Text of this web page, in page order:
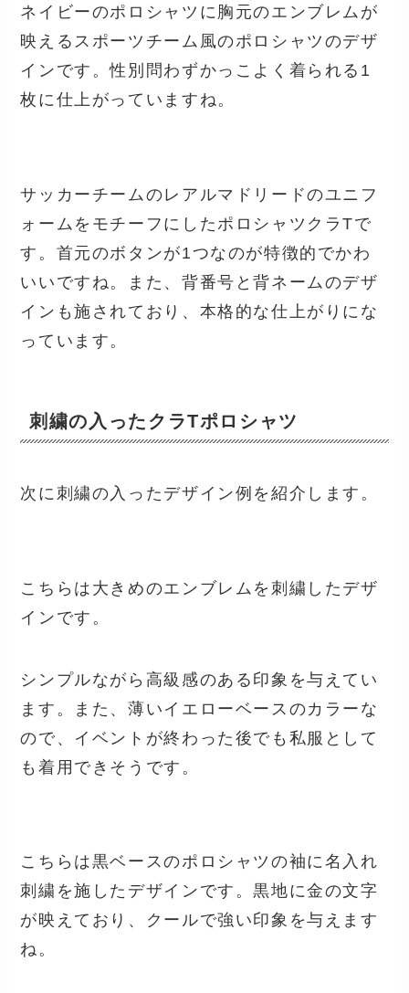
ネイビーのポロシャツに胸元のエンブレムが
映えるスポーツチーム風のポロシャツのデザ
インです。性別問わずかっこよく着られる1
枚に仕上がっていますね。
サッカーチームのレアルマドリードのユニフ
ォームをモチーフにしたポロシャツクラTで
す。首元のボタンが1つなのが特徴的でかわ
いいですね。また、背番号と背ネームのデザ
インも施されており、本格的な仕上がりにな
っています。
刺繍の入ったクラTポロシャツ
次に刺繍の入ったデザイン例を紹介します。
こちらは大きめのエンブレムを刺繍したデザ
インです。
シンプルながら高級感のある印象を与えてい
ます。また、薄いイエローベースのカラーな
ので、イベントが終わった後でも私服として
も着用できそうです。
こちらは黒ベースのポロシャツの袖に名入れ
刺繍を施したデザインです。黒地に金の文字
が映えており、クールで強い印象を与えます
ね。